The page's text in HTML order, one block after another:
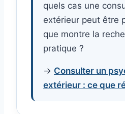
quels cas une
extérieur peut être
que montre la
pratique ?
→ Consulter un
extérieur : ce que